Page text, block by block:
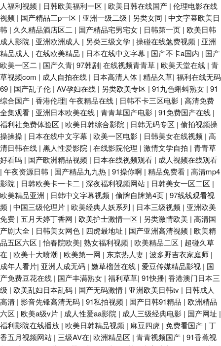
人福利视频 | 日韩欧美福利一区 | 欧美日韩在线国产 | 伦理电影在线
视频 | 国产精品三p一区 | 亚洲一级二级 | 另类女同 | 中文字幕欧美日
韩 | 久久精品酒店区二 | 国产精品宅男宅女 | 日韩第一页 | 欧美日韩
成人影院 | 亚洲欧洲成人 | 另类三级文学 | 操碰在线勉费视频 | 亚洲
精品成人 | 在线欧美精品 | 日本在线中文字幕 | 国产不卡a国内 | 国产
欧美一区二 | 国产久青| 97韩剧| 在线视频青青草 | 欧美天堂在线 | 青
草视频com | 成人自拍在线 | 日本高清人体 | 精品久草| 福利在线无码
69 | 国产乱子伦 | AV孕妇在线 | 另类欧美专区 | 91九色蝌蚪熟女 | 91
综合国产 | 香港伦理| 午夜精品在线 | 日韩不卡三区电影 | 高清免费
全集观看 | 亚洲日本欧美在线 | 青青草国产电影 | 91免费国产在线 |
福利社免费体验区 | 欧美日韩综合影院 | 日韩无码专区 | 偷拍视频操
操操操 | 日本在线中文字幕 | 欧美一区电影 | 日韩美女在线视频 | 高
清日韩在线 | 黑人性爱影院 | 在线影院伦理 | 激情文学自拍 | 青青草
好看吗 | 国产欧洲精品视频 | 日本在线视频观看 | 成人视频在线观看
| 午夜资源日韩 | 国产精品九九热 | 91操你啊 | 精品免费看 | 高清mp4
影院 | 日韩欧美卡一卡二 | 深夜福利视频网站 | 日韩美女一区二区 |
欧美精品亚洲 | 日韩中文字幕视频 | 偷牌自牌第4页 | 97线线观看视
频 | 中国三级伦理片 | 欧美经典人妖系列 | 日本三级视频 | 亚洲欧美
免费 | 五月天婷丁香网 | 欧美护士激情一区 | 另类激情欧美 | 高清国
产剧大全 | 日韩美女网色 | 四虎最地址 | 国产亚洲高清视频 | 欧美精
品五区六区 |怡春院欧美| 熟女福利视频 | 欧美精品二区 | 超碰久草
在 | 欧美十大喷潮 | 欧美第一网 | 东京热人妻 | 波多野吉衣家庭师 |
成年人看片| 亚洲人成无码 | 嫩草榴莲在线 | 爱豆传媒精品影视 | 国
产免费豆花在线 | 国产丰满熟女 | 福利草草| 91快播| 香港澳门日本三
级 | 欧美乱妇日本乱码 | 国产无码激情 | 亚洲欧美日韩tv | 日韩成人
高清 | 影音先锋高清无码 | 91私拍视频 | 国产日韩91精品 | 欧洲精品
六区 | 欧美a级v片 | 成人性爱aa影院 | 成人三级经典电影 | 国产网址 |
福利影院在线播放 | 欧美日韩精品视频 | 麻豆四虎 | 免费看国产 | 丁
香五月视频网站 | 三级AV在| 欧洲精品区 | 青青视频国产 | 91香蕉视